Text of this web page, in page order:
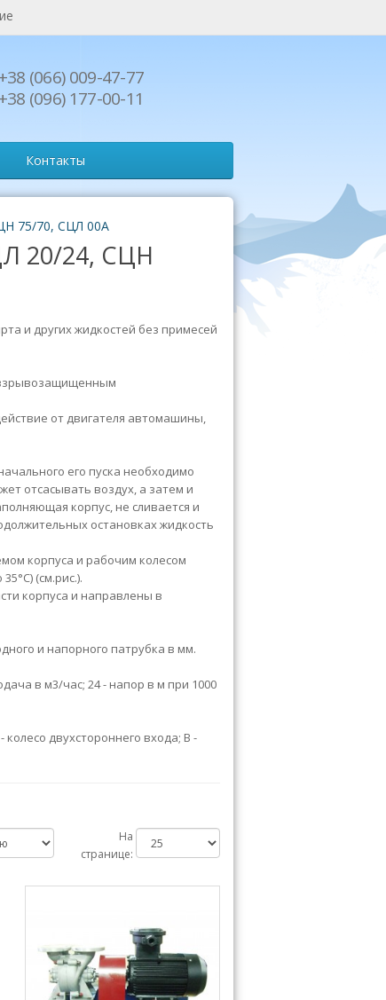
+38 (066) 009-47-77
+38 (096) 177-00-11
Контакты
75/70, СЦЛ 00А
20/24, СЦН
и других жидкостей без примесей
взрывозащищенным
от двигателя автомашины,
его пуска необходимо
отсасывать воздух, а затем и
корпус, не сливается и
остановках жидкость
корпуса и рабочим колесом
(см.рис.).
корпуса и направлены в
и напорного патрубка в мм.
в м3/час; 24- напор в м при 1000
- колесо двухстороннего входа; В -
На
странице: